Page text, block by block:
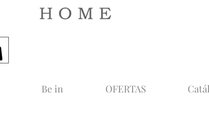
Be in OFERTAS